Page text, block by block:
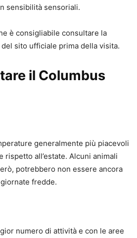
sensibilità sensoriali.
è consigliabile consultare la
del sito ufficiale prima della visita.
il Columbus
generalmente più piacevoli
rispetto all’estate. Alcuni animali
potrebbero non essere ancora
fredde.
numero di attività e con le aree